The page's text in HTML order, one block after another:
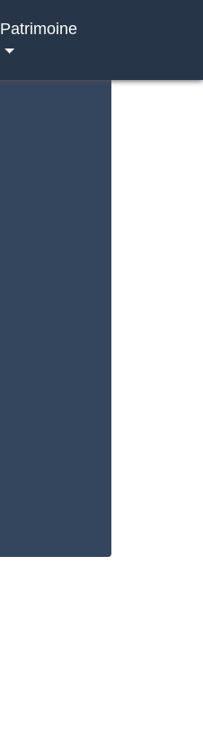
Patrimoine